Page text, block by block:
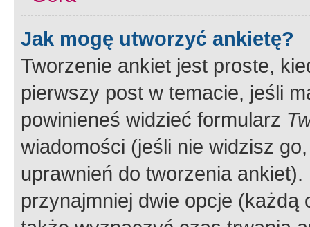
Jak mogę utworzyć ankietę?
Tworzenie ankiet jest proste,
pierwszy post w temacie, jeśli
powinieneś widzieć formularz
wiadomości (jeśli nie widzisz
uprawnień do tworzenia
przynajmniej dwie opcje